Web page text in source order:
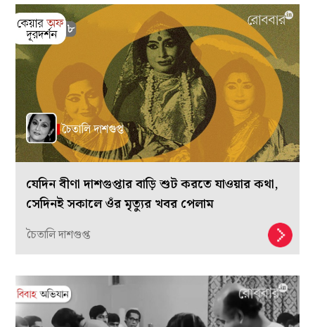
যেদিন বীণা দাশগুপ্তার বাড়ি শুট করতে যাওয়ার কথা,
সেদিনই সকালে ওঁর মৃত্যুর খবর পেলাম
চৈতালি দাশগুপ্ত